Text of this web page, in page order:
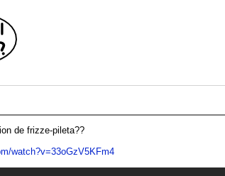
de frizze-pileta??
watch?v=33oGzV5KFm4